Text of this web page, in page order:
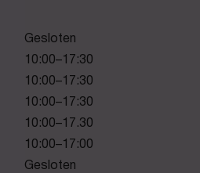
Gesloten
10:00–17:30
10:00–17:30
10:00–17:30
10:00–17.30
10:00–17:00
Gesloten